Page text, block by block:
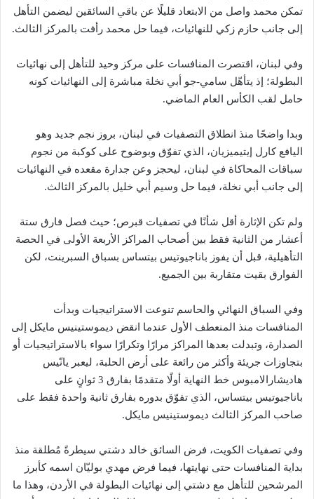
تمكن محمد واصل من الابتعاد قليلًا عن باقي السائقين ليضمن التأهل
إلى جانب حازم زكي للنهائيات، فيما حل محمد رأفت بالمركز الثالث.
وفي لبنان، اقتصرت المنافسات على مركز وحيد للتأهل إلى نهائيات
البطولة؛ إذ يتأهّل سامي-جو أبي نخلة مباشرة إلى النهائيات كونه
حامل لقب الكأس العام الماضي.
وبدا واضحًا منذ انطلاق التصفيات في لبنان، بروز نجم جديد وهو
اليافع كارل إيتيميزيان، الذي تفوّق وبوضوح على كوكبة من نجوم
سباقات المحاكاة في لبنان، ليحجز وعن جدارة مقعده في النهائيات
إلى جانب أبي نخلة، فيما حل وسيم أبي خليل بالمركز الثالث.
ولم تكن الإثارة أقل شأنًا في تصفيات قبرص؛ حيث فصل فارق ستة
أعشار من الثانية فقط بين أصحاب المراكز الأربعة الأولى في الحصة
التأهيلية، قبل أن يفوز باناجيوتيس بيتساس بسباق السبرينت، لكن
الفوارق بقيت متقاربة بين الجميع.
وفي السباق النهائي والحاسم تنوعت الاستراتيجيات وبدأت
المنافسات منذ المنعطف الأول عندما انقض ديموستينيس مايكل إلى
الصدارة، وتبدلت بعدها المراكز مرارًا وتكرارًا سواء بالاستراتيجيات أو
بتجاوزات جريئة وأكثر من رائعة على أرض الحلبة، ليعبر يانّيس
هاديشارالامبوس خط النهاية أولًا متقدمًا بفارق 3 ثوانٍ على
باناجيوتيس بيتساس، الذي تفوّق بدوره بفارق ثانية واحدة فقط على
صاحب المركز الثالث ديموستينيس مايكل.
وفي تصفيات الكويت، فرض السائق خالد دشتي سيطرةً مُطلقة منذ
بداية المنافسات حتى نهايتها، فيما فرض مهدي بوليّان اسمه كأبرز
المرشحين للتأهل مع دشتي إلى نهائيات البطولة في الأردن، وهذا ما